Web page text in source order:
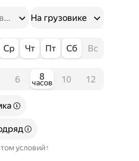
На грузовике
Ср Чт Пт Сб Вс
6 8
часов 10 12
условий